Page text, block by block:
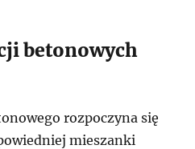
betonowych
rozpoczyna się
mieszanki